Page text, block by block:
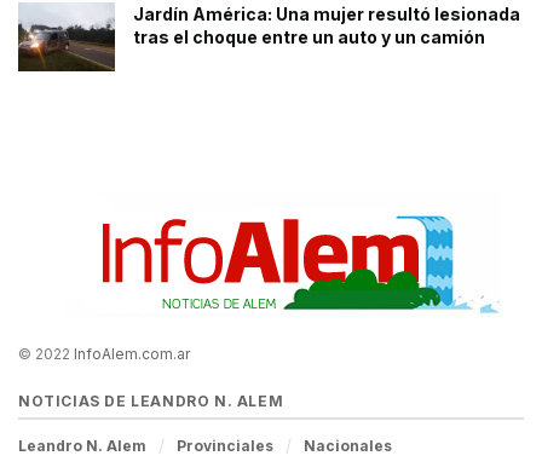
Jardín América: Una mujer resultó lesionada
tras el choque entre un auto y un camión
© 2022 InfoAlem.com.ar
NOTICIAS DE LEANDRO N. ALEM
Leandro N. Alem Provinciales Nacionales